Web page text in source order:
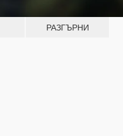
РАЗГЪРНИ